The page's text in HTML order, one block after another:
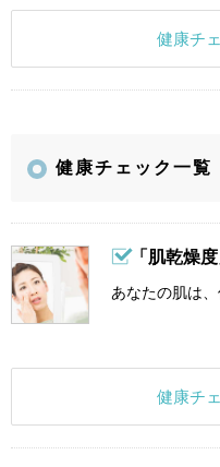
健康チ
健康チェック一覧
「肌乾燥
あなたの肌は
健康チ